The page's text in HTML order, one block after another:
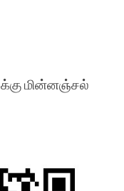
க்கு மின்னஞ்சல்